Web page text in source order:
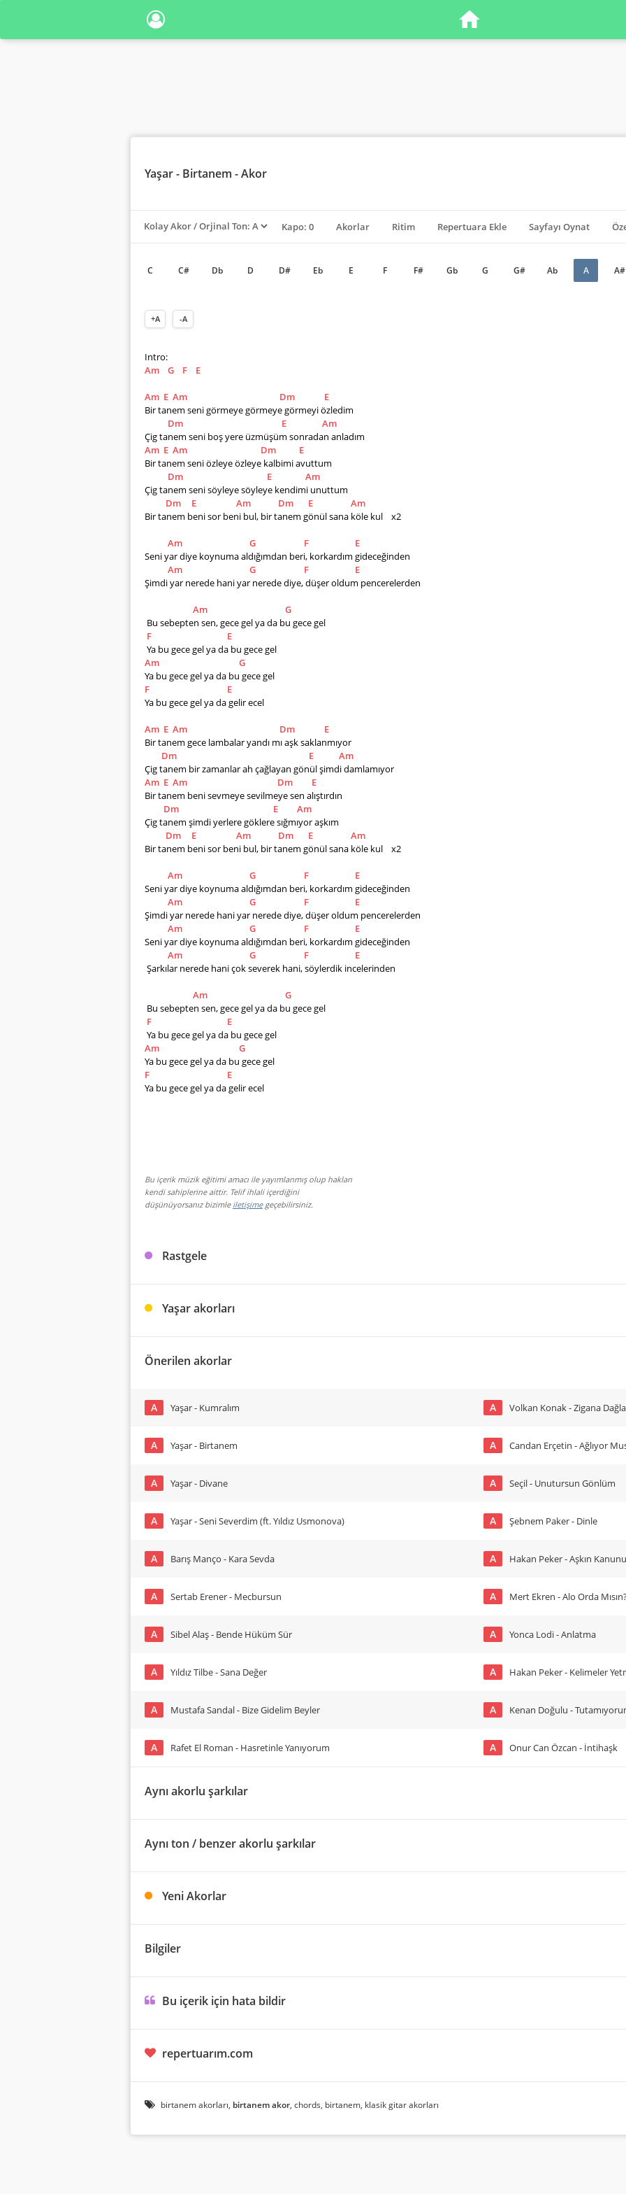
Yaşar- Birtanem - Akor
Kapo: 0 Akorlar Ritim Repertuara Ekle Sayfayı Oynat
C C# Db D D# Eb E F F# Gb G G# Ab A A#
+A -A
Intro:
Am
G F E
Am E Am Dm
E
Bir tanem seni görmeye görmeye görmeyi özledim
Dm
E
Am
Çig tanem seni boş yere üzmüşüm sonradan anladım
Am E Am Dm
E
Bir tanem seni özleye özleye kalbimi avuttum
Dm
E
Am
Çig tanem seni söyleye söyleye kendimi unuttum
Dm
E Am Dm E
Am
Bir tanem beni sor beni bul, bir tanem gönül sana köle kul    x2
Am G F
E
Seni yar diye koynuma aldığımdan beri, korkardım gideceğinden
Am
G F
E
Şimdi yar nerede hani yar nerede diye, düşer oldum pencerelerden
Am
G
Bu sebepten sen, gece gel ya da bu gece gel
F
E
Ya bu gece gel ya da bu gece gel
Am
G
Ya bu gece gel ya da bu gece gel
F
E
Ya bu gece gel ya da gelir ecel
Am E Am Dm
E
Bir tanem gece lambalar yandı mı aşk saklanmıyor
Dm
E
Am
Çig tanem bir zamanlar ah çağlayan gönül şimdi damlamıyor
Am E Am Dm
E
Bir tanem beni sevmeye sevilmeye sen alıştırdın
Dm
E
Am
Çig tanem şimdi yerlere göklere sığmıyor aşkım
Dm
E Am Dm E
Am
Bir tanem beni sor beni bul, bir tanem gönül sana köle kul    x2
Am G F
E
Seni yar diye koynuma aldığımdan beri, korkardım gideceğinden
Am
G F
E
Şimdi yar nerede hani yar nerede diye, düşer oldum pencerelerden
Am
G F
E
Seni yar diye koynuma aldığımdan beri, korkardım gideceğinden
Am
G F
E
Şarkılar nerede hani çok severek hani, söylerdik incelerinden
Am
G
Bu sebepten sen, gece gel ya da bu gece gel
F
E
Ya bu gece gel ya da bu gece gel
Am
G
Ya bu gece gel ya da bu gece gel
F
E
Ya bu gece gel ya da gelir ecel
Bu içerik müzik eğitimi amacı ile yayımlanmış olup hakları
kendi sahiplerine aittir. Telif ihlali içerdiğini
düşünüyorsanız bizimle iletişimegeçebilirsiniz.
Rastgele
Yaşar akorları
Önerilen akorlar
A Yaşar - Kumralım
A Yaşar - Birtanem
A Yaşar - Divane
A Yaşar - Seni Severdim (ft. Yıldız Usmonova)
A Barış Manço - Kara Sevda
A Sertab Erener - Mecbursun
A Sibel Alaş - Bende Hüküm Sür
A Yıldız Tilbe - Sana Değer
A Mustafa Sandal - Bize Gidelim Beyler
A Rafet El Roman - Hasretinle Yanıyorum
A Volkan Konak - Zigana
A Candan Erçetin - Ağlıyor
A Seçil - Unutursun Gönlüm
A Şebnem Paker - Dinle
A Hakan Peker - Aşkın Kanunu
A Mert Ekren - Alo Orda
A Yonca Lodi - Anlatma
A Hakan Peker - Kelimeler
A Kenan Doğulu -
A Onur Can Özcan - İntihaşk
Aynı akorlu şarkılar
Aynı ton / benzer akorlu şarkılar
Yeni Akorlar
Bilgiler
Bu içerik için hata bildir
repertuarım.com
birtanem akorları, birtanem akor, chords, birtanem, klasik gitar akorları